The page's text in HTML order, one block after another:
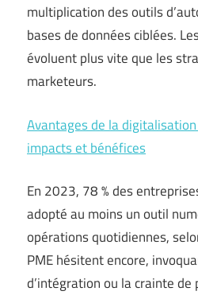
multiplication des outils
bases de données ciblées.
évoluent plus vite que les
marketeurs.
Avantages de la
impacts et bénéfices
En 2023, 78 % des
adopté au moins un outil
opérations quotidiennes,
PME hésitent encore,
d’intégration ou la crainte